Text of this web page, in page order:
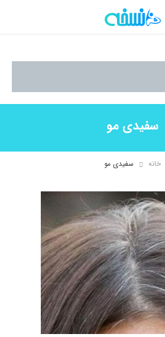
سفیدی مو
خانه سفیدی مو